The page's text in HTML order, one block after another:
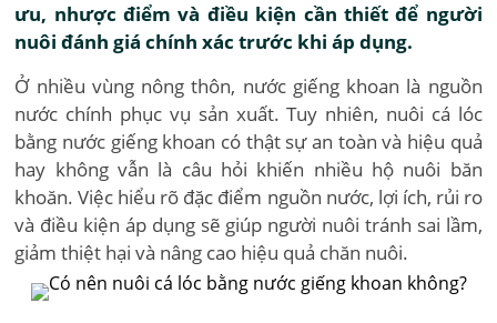
ưu, nhược điểm và điều kiện cần thiết để người
nuôi đánh giá chính xác trước khi áp dụng.
Ở nhiều vùng nông thôn, nước giếng khoan là nguồn
nước chính phục vụ sản xuất. Tuy nhiên, nuôi cá lóc
bằng nước giếng khoan có thật sự an toàn và hiệu quả
hay không vẫn là câu hỏi khiến nhiều hộ nuôi băn
khoăn. Việc hiểu rõ đặc điểm nguồn nước, lợi ích, rủi ro
và điều kiện áp dụng sẽ giúp người nuôi tránh sai lầm,
giảm thiệt hại và nâng cao hiệu quả chăn nuôi.